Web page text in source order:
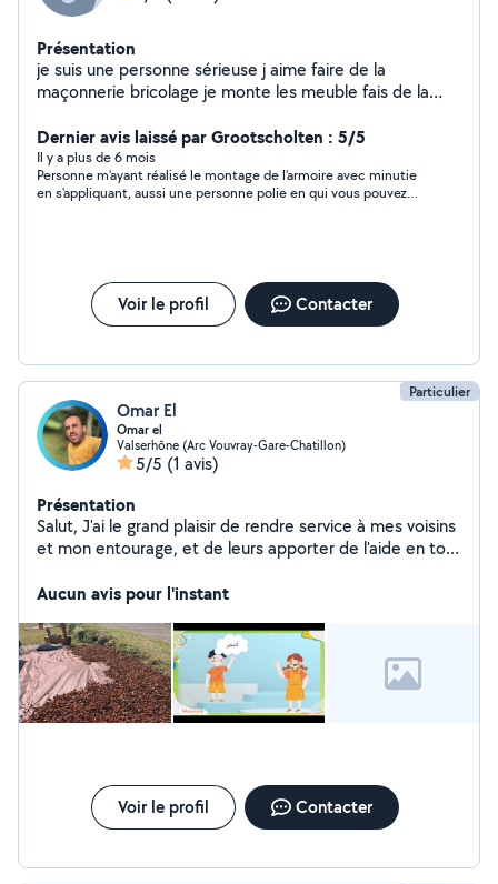
Présentation
je suis une personne sérieuse j aime faire de la
maçonnerie bricolage je monte les meuble fais de la
Dernier avis laissé par Grootscholten : 5/5
Il y a plus de 6 mois
Personne m'ayant réalisé le montage de l'armoire avec minutie
en s'appliquant, aussi une personne polie en qui vous pouvez
Voir le profil Contacter
Particulier
Omar El
Omar el
Valserhône (Arc Vouvray-Gare-Chatillon)
5/5 (1 avis)
Présentation
Salut, J'ai le grand plaisir de rendre service à mes voisins
et mon entourage, et de leurs apporter de l'aide en tout
ligne. - cours de soutien / aide aux devoirs - montage
rédaction curriculum vitae CV. - démarches
administratives sur internet Divers... Je suis quelqu'un de
sérieux; ponctuel et fiable. .
Aucun avis pour l'instant
Voir le profil Contacter